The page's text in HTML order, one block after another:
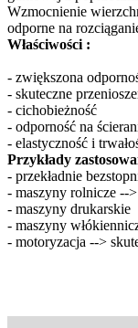
Wzmocnienie
odporne na
Właściwości :
- zwiększona
- skuteczne
- cichobieżność
- odporność na
- elastyczność i
Przykłady
- przekładnie
- maszyny rolnicze --
- maszyny drukarskie
- maszyny
- motoryzacja -->